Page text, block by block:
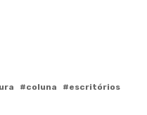
coluna
escritórios